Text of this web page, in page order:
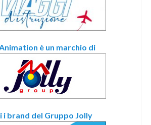
è un marchio di
i brand del Gruppo Jolly